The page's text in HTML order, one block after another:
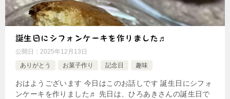
誕生日にシフォンケーキを作りました♬
公開日： 2025年12月13日
ありがとう
お菓子作り 記念日 趣味
おはようございます 今日はこのお話しです 誕生日にシフォ
ンケーキを作りました♬ 先日は、ひろあきさんの誕生日で